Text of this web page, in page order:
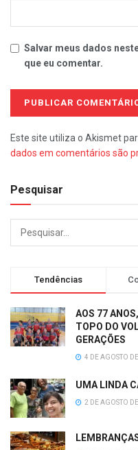
Salvar meus dados
que eu comentar.
Este site utiliza o Akismet
dados em comentários são
Pesquisar
Tendências
AOS 77
TOPO DO
GERAÇÕES
4 DE AGOSTO
UMA LINDA
2 DE AGOSTO